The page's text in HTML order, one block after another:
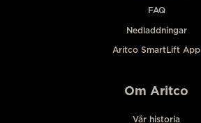
FAQ
Nedladdningar
Aritco SmartLift App
Om Aritco
Vår historia